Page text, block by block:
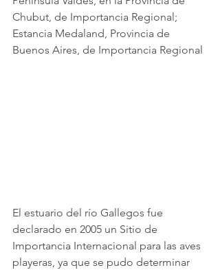
Chubut, de Importancia Regional;
Estancia Medaland, Provincia de
Buenos Aires, de Importancia Regional
El estuario del río Gallegos fue
declarado en 2005 un Sitio de
Importancia Internacional para las aves
playeras, ya que se pudo determinar